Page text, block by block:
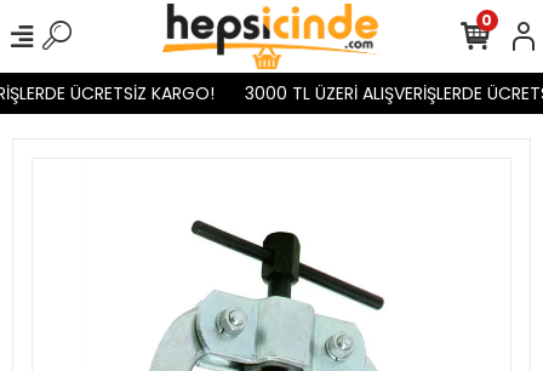
ÜCRETSİZ KARGO! 3000 TL ÜZERİ ALIŞVERİŞLERDE
0